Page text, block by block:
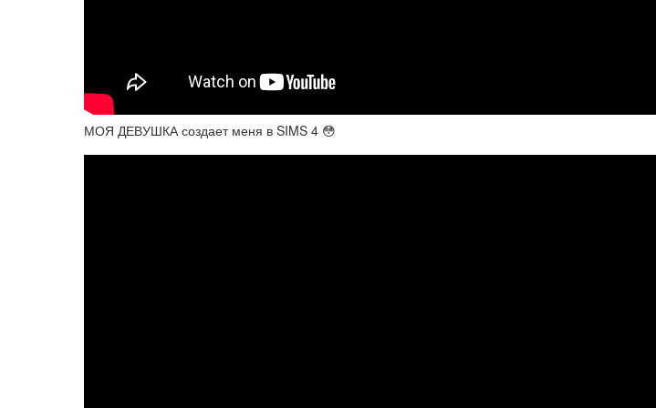
МОЯ ДЕВУШКА создает меня в SIMS 4 😳